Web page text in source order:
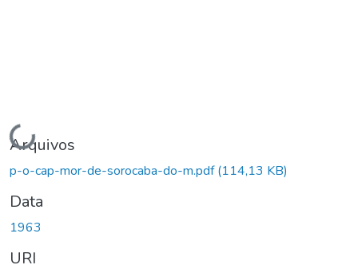
Carregando...
Arquivos
p-o-cap-mor-de-sorocaba-do-m.pdf(114,13 KB)
Data
1963
URI